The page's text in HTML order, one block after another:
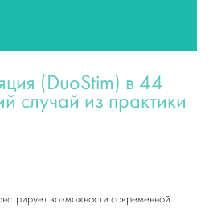
(DuoStim) в 44
случай из практики
возможности современной